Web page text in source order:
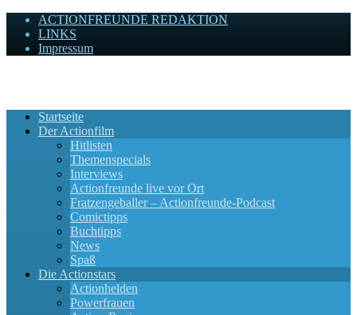
ACTIONFREUNDE REDAKTION
LINKS
Impressum
Startseite
Der Actionfilm
Hitlisten
Themenspecials
Interviews
Actionfreunde live vor Ort
Fratzengeballer – Actionfreunde-Podcast
Comictipps
Buchtipps
News
Spaß
Die Actionstars
Actionhelden
Powerfrauen